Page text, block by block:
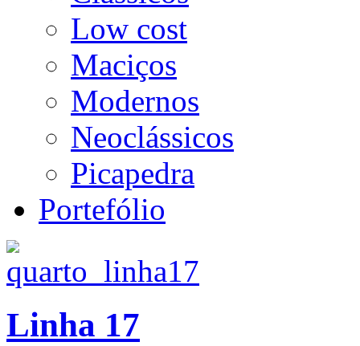
Low cost
Maciços
Modernos
Neoclássicos
Picapedra
Portefólio
Linha 17